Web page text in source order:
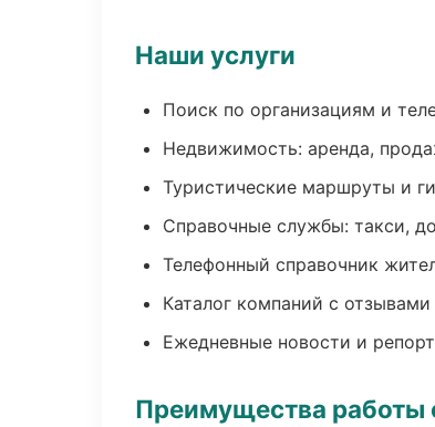
Наши услуги
Поиск по организациям и
Недвижимость: аренда,
Туристические маршруты и
Справочные службы: такси,
Телефонный справочник
Каталог компаний с отзывами
Ежедневные новости и
Преимущества работы